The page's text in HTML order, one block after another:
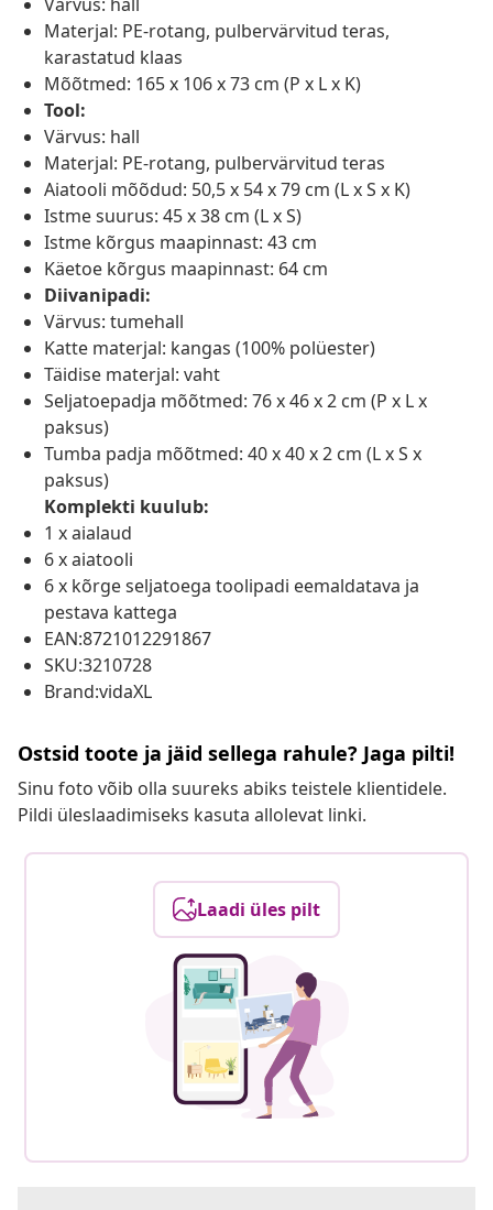
Materjal: PE-rotang, pulbervärvitud teras,
karastatud klaas
Mõõtmed: 165 x 106 x 73 cm (P x L x K)
Tool:
Värvus: hall
Materjal: PE-rotang, pulbervärvitud teras
Aiatooli mõõdud: 50,5 x 54 x 79 cm (L x S x K)
Istme suurus: 45 x 38 cm (L x S)
Istme kõrgus maapinnast: 43 cm
Käetoe kõrgus maapinnast: 64 cm
Diivanipadi:
Värvus: tumehall
Katte materjal: kangas (100% polüester)
Täidise materjal: vaht
Seljatoepadja mõõtmed: 76 x 46 x 2 cm (P x L x
paksus)
Tumba padja mõõtmed: 40 x 40 x 2 cm (L x S x
paksus)
Komplekti kuulub:
1 x aialaud
6 x aiatooli
6 x kõrge seljatoega toolipadi eemaldatava ja
pestava kattega
EAN:8721012291867
SKU:3210728
Brand:vidaXL
Ostsid toote ja jäid sellega rahule? Jaga pilti!
Sinu foto võib olla suureks abiks teistele klientidele.
Pildi üleslaadimiseks kasuta allolevat linki.
Laadi üles pilt